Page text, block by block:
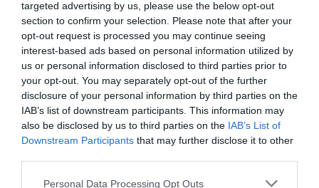
targeted advertising by us, please use the below opt-out
section to confirm your selection. Please note that after your
opt-out request is processed you may continue seeing
interest-based ads based on personal information utilized by
us or personal information disclosed to third parties prior to
your opt-out. You may separately opt-out of the further
disclosure of your personal information by third parties on the
IAB’s list of downstream participants. This information may
also be disclosed by us to third parties on the IAB’s List of
Downstream Participants that may further disclose it to other
Please note that this website/app uses one or more Google
Personal Data Processing Opt Outs
PRONEWS.GR /ΦΥΣΙΚΗ ΚΑΤΑΣΤΑΣΗ
Κάντε το όπως οι Ιάπωνες: Η άσκηση των
5 λεπτών που βοηθά το σώμα να
παραμένει σε φόρμα
03.08.2026 | 21:32